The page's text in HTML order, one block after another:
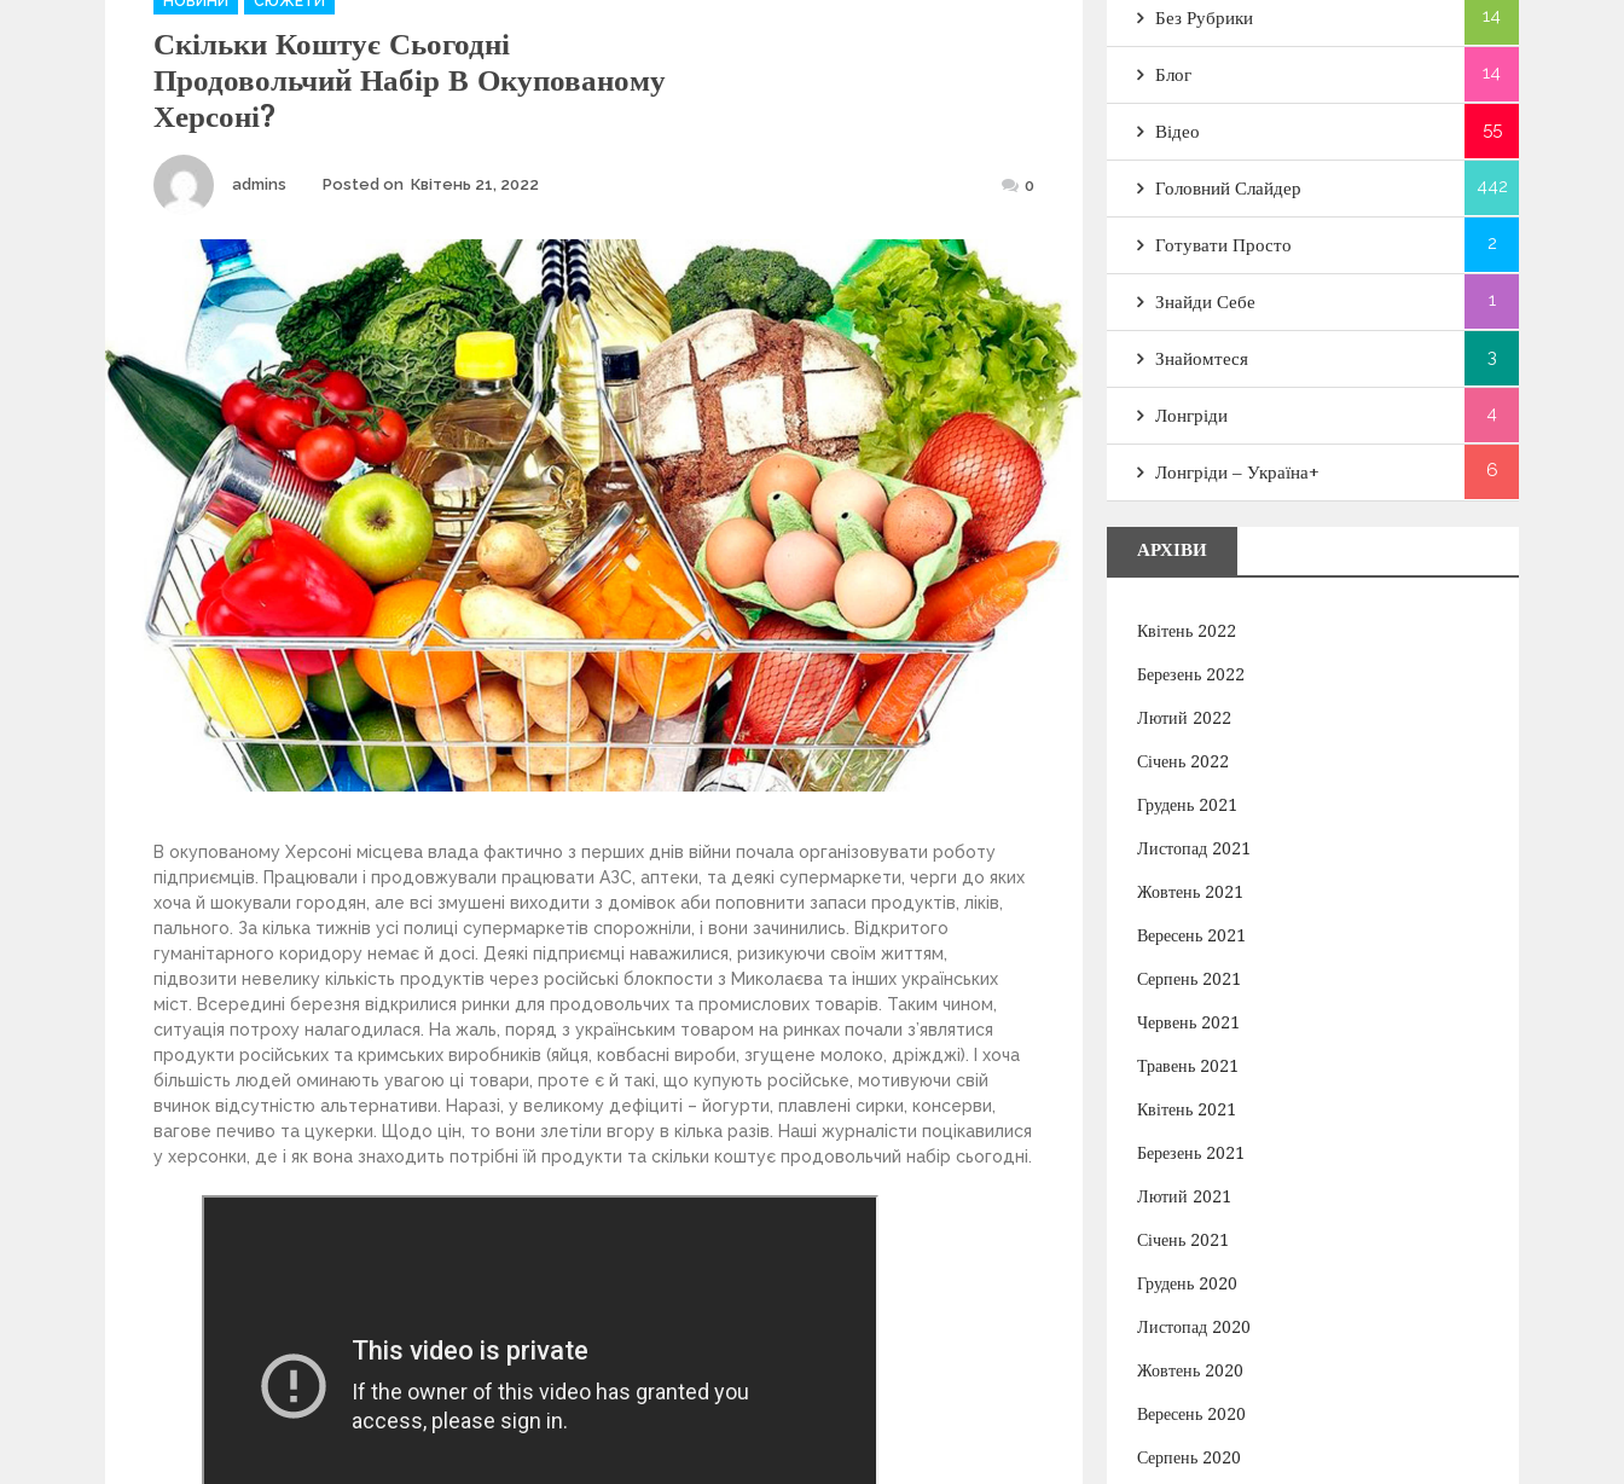
a
t
e
g
o
i
e
Скільки Коштує Сьогодні
Продовольчий Набір В Окупованому
Херсоні?
Author
admins Posted on Квітень 21, 2022 0
В окупованому Херсоні місцева влада фактично з перших днів війни почала організовувати роботу
підприємців. Працювали і продовжували працювати АЗС, аптеки, та деякі супермаркети, черги до яких
хоча й шокували городян, але всі змушені виходити з домівок аби поповнити запаси продуктів, ліків,
пального. За кілька тижнів усі полиці супермаркетів спорожніли, і вони зачинились. Відкритого
гуманітарного коридору немає й досі. Деякі підприємці наважилися, ризикуючи своїм життям,
підвозити невелику кількість продуктів через російські блокпости з Миколаєва та інших українських
міст. Всередині березня відкрилися ринки для продовольчих та промислових товарів. Таким чином,
ситуація потроху налагодилася. На жаль, поряд з українським товаром на ринках почали з’являтися
продукти російських та кримських виробників (яйця, ковбасні вироби, згущене молоко, дріжджі). І хоча
більшість людей оминають увагою ці товари, проте є й такі, що купують російське, мотивуючи свій
вчинок відсутністю альтернативи. Наразі, у великому дефіциті – йогурти, плавлені сирки, консерви,
вагове печиво та цукерки. Щодо цін, то вони злетіли вгору в кілька разів. Наші журналісти поцікавилися
у херсонки, де і як вона знаходить потрібні їй продукти та скільки коштує продовольчий набір сьогодні.
Без Рубрики 14
Блог 14
Відео 55
Головний Слайдер 442
Готувати Просто 2
Знайди Себе 1
Знайомтеся 3
Лонгріди 4
Лонгріди – Україна+ 6
АРХІВИ
Квітень 2022
Березень 2022
Лютий 2022
Січень 2022
Грудень 2021
Листопад 2021
Жовтень 2021
Вересень 2021
Серпень 2021
Червень 2021
Травень 2021
Квітень 2021
Березень 2021
Лютий 2021
Січень 2021
Грудень 2020
Листопад 2020
Жовтень 2020
Вересень 2020
Серпень 2020